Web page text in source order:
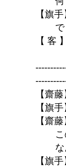
【旗
【 客
【齋
【旗
【齋
【旗